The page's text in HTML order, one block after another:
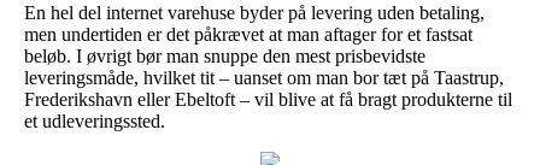
En hel del internet varehuse byder på levering uden betaling,
men undertiden er det påkrævet at man aftager for et fastsat
beløb. I øvrigt bør man snuppe den mest prisbevidste
leveringsmåde, hvilket tit – uanset om man bor tæt på Taastrup,
Frederikshavn eller Ebeltoft – vil blive at få bragt produkterne til
et udleveringssted.